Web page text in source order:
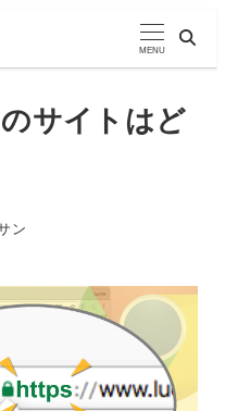
MENU
サイトはど
ン